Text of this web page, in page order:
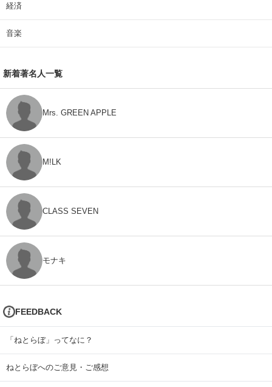
経済
音楽
新着著名人一覧
Mrs. GREEN APPLE
M!LK
CLASS SEVEN
モナキ
FEEDBACK
「ねとらぼ」ってなに？
ねとらぼへのご意見・ご感想